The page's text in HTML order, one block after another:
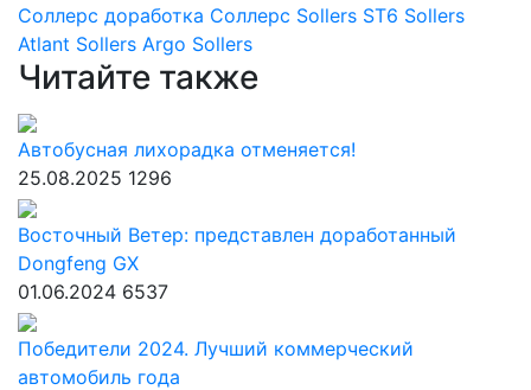
Соллерс доработка Соллерс Sollers ST6 Sollers
Atlant Sollers Argo Sollers
Читайте также
Автобусная лихорадка отменяется!
25.08.2025 1296
Восточный Ветер: представлен доработанный
Dongfeng GX
01.06.2024 6537
Победители 2024. Лучший коммерческий
автомобиль года